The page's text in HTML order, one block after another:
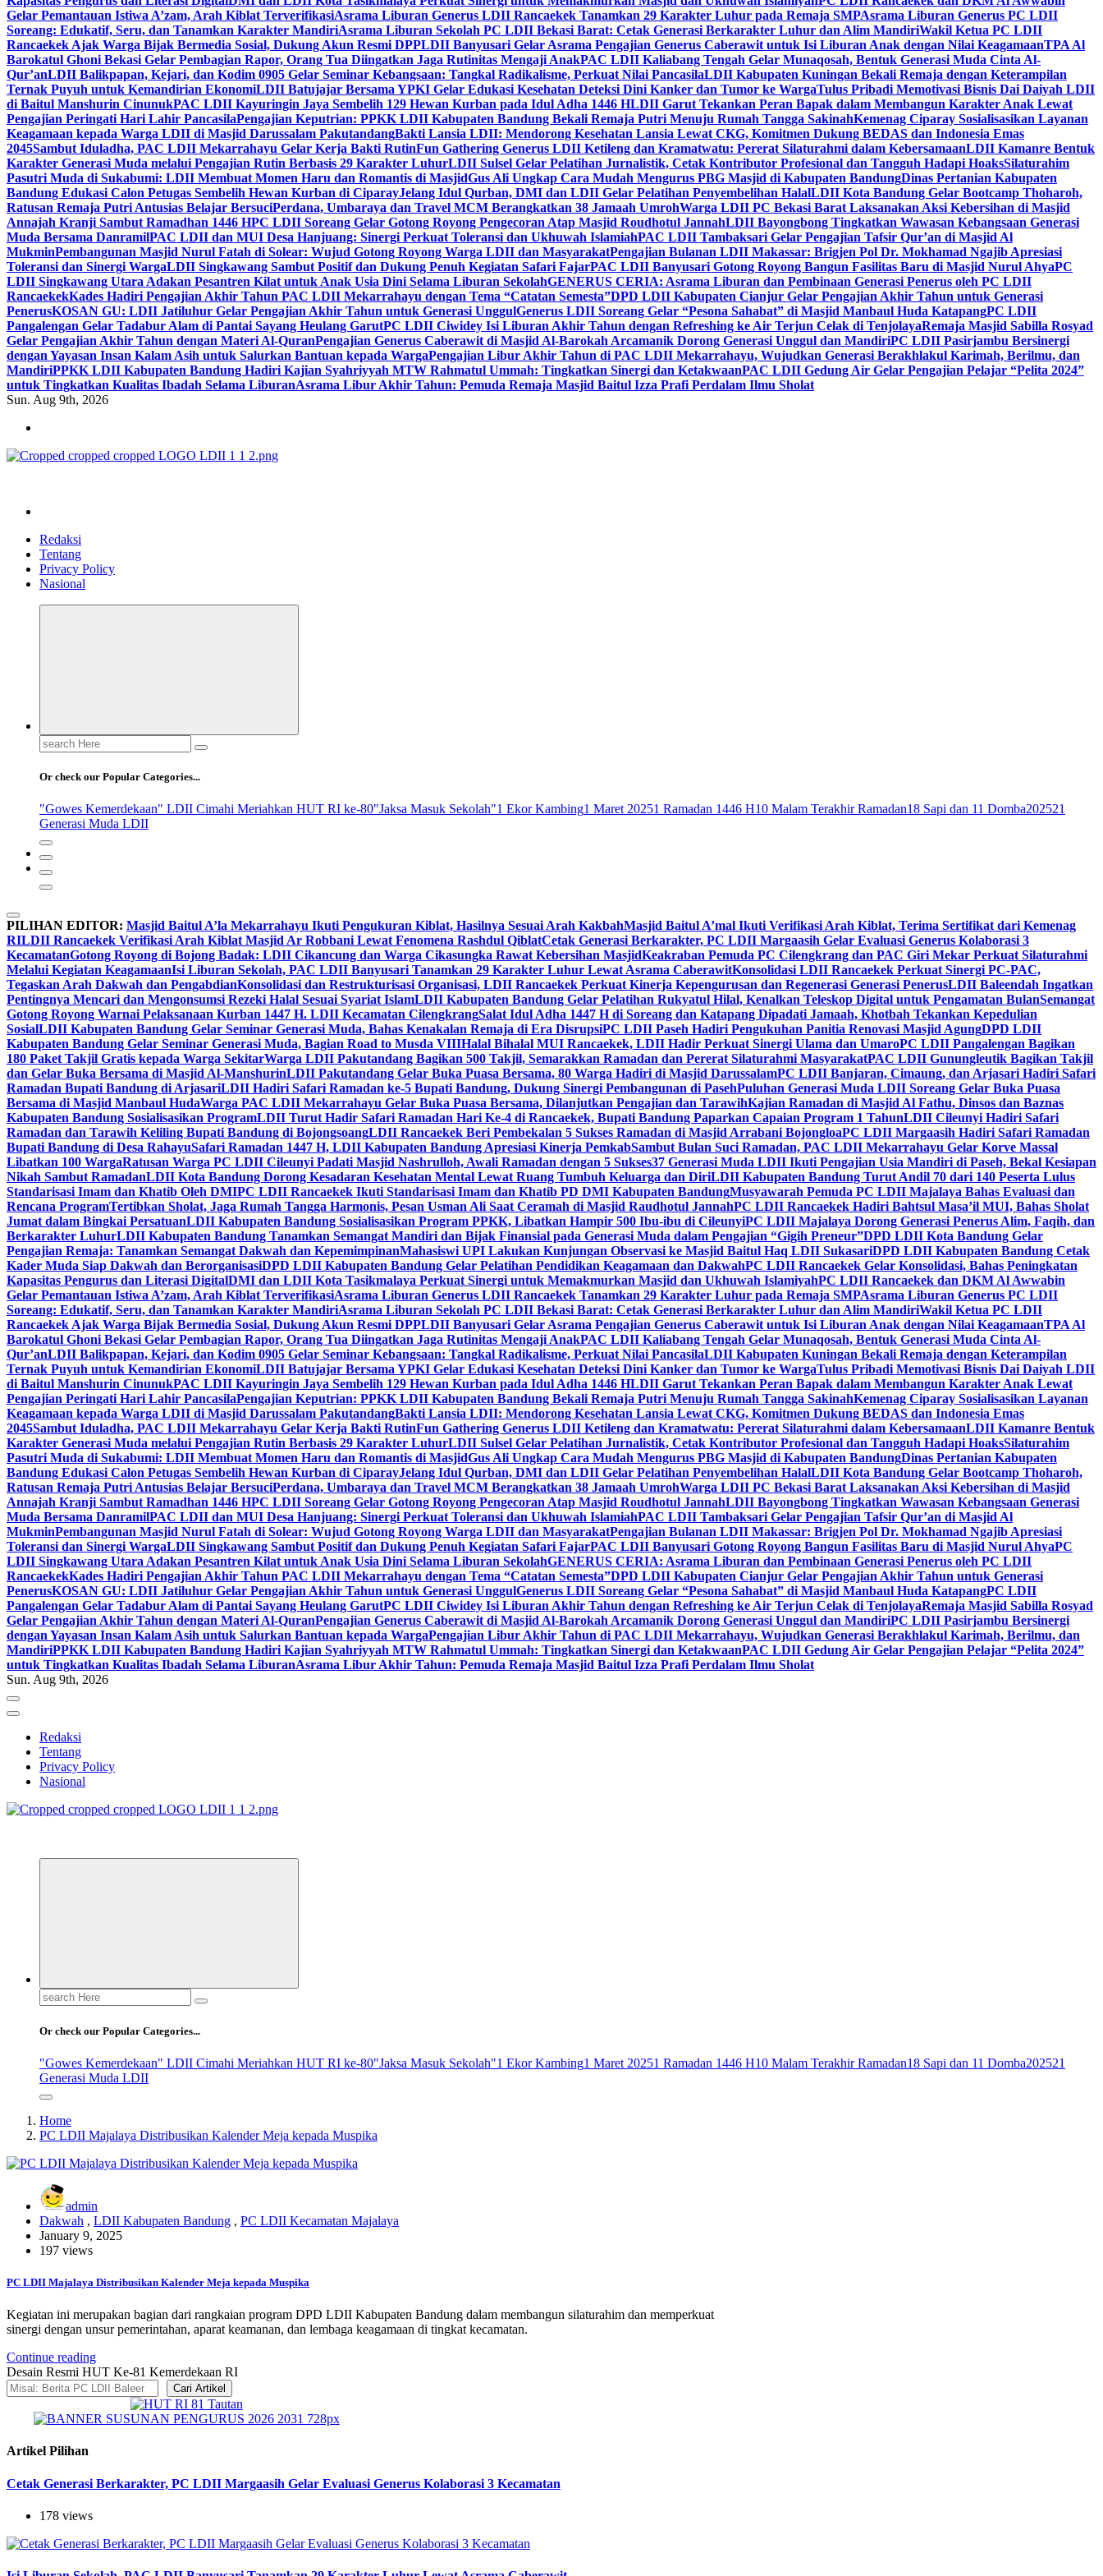
Gelar Pemantauan Istiwa A’zam, Arah Kiblat TerverifikasiAsrama Liburan Generus LDII Rancaekek Tanamkan 29 Karakter Luhur pada Remaja SMPAsrama Liburan Generus PC LDII
Soreang: Edukatif, Seru, dan Tanamkan Karakter MandiriAsrama Liburan Sekolah PC LDII Bekasi Barat: Cetak Generasi Berkarakter Luhur dan Alim MandiriWakil Ketua PC LDII
Rancaekek Ajak Warga Bijak Bermedia Sosial, Dukung Akun Resmi DPPLDII Banyusari Gelar Asrama Pengajian Generus Caberawit untuk Isi Liburan Anak dengan Nilai KeagamaanTPA Al
Barokatul Ghoni Bekasi Gelar Pembagian Rapor, Orang Tua Diingatkan Jaga Rutinitas Mengaji AnakPAC LDII Kaliabang Tengah Gelar Munaqosah, Bentuk Generasi Muda Cinta Al-
Qur’anLDII Balikpapan, Kejari, dan Kodim 0905 Gelar Seminar Kebangsaan: Tangkal Radikalisme, Perkuat Nilai PancasilaLDII Kabupaten Kuningan Bekali Remaja dengan Keterampilan
Ternak Puyuh untuk Kemandirian EkonomiLDII Batujajar Bersama YPKI Gelar Edukasi Kesehatan Deteksi Dini Kanker dan Tumor ke WargaTulus Pribadi Memotivasi Bisnis Dai Daiyah LDII
di Baitul Manshurin CinunukPAC LDII Kayuringin Jaya Sembelih 129 Hewan Kurban pada Idul Adha 1446 HLDII Garut Tekankan Peran Bapak dalam Membangun Karakter Anak Lewat
Pengajian Peringati Hari Lahir PancasilaPengajian Keputrian: PPKK LDII Kabupaten Bandung Bekali Remaja Putri Menuju Rumah Tangga SakinahKemenag Ciparay Sosialisasikan Layanan
Keagamaan kepada Warga LDII di Masjid Darussalam PakutandangBakti Lansia LDII: Mendorong Kesehatan Lansia Lewat CKG, Komitmen Dukung BEDAS dan Indonesia Emas
2045Sambut Iduladha, PAC LDII Mekarrahayu Gelar Kerja Bakti RutinFun Gathering Generus LDII Ketileng dan Kramatwatu: Pererat Silaturahmi dalam KebersamaanLDII Kamanre Bentuk
Karakter Generasi Muda melalui Pengajian Rutin Berbasis 29 Karakter LuhurLDII Sulsel Gelar Pelatihan Jurnalistik, Cetak Kontributor Profesional dan Tangguh Hadapi HoaksSilaturahim
Pasutri Muda di Sukabumi: LDII Membuat Momen Haru dan Romantis di MasjidGus Ali Ungkap Cara Mudah Mengurus PBG Masjid di Kabupaten BandungDinas Pertanian Kabupaten
Bandung Edukasi Calon Petugas Sembelih Hewan Kurban di CiparayJelang Idul Qurban, DMI dan LDII Gelar Pelatihan Penyembelihan HalalLDII Kota Bandung Gelar Bootcamp Thoharoh,
Ratusan Remaja Putri Antusias Belajar BersuciPerdana, Umbaraya dan Travel MCM Berangkatkan 38 Jamaah UmrohWarga LDII PC Bekasi Barat Laksanakan Aksi Kebersihan di Masjid
Annajah Kranji Sambut Ramadhan 1446 HPC LDII Soreang Gelar Gotong Royong Pengecoran Atap Masjid Roudhotul JannahLDII Bayongbong Tingkatkan Wawasan Kebangsaan Generasi
Muda Bersama DanramilPAC LDII dan MUI Desa Hanjuang: Sinergi Perkuat Toleransi dan Ukhuwah IslamiahPAC LDII Tambaksari Gelar Pengajian Tafsir Qur’an di Masjid Al
MukminPembangunan Masjid Nurul Fatah di Solear: Wujud Gotong Royong Warga LDII dan MasyarakatPengajian Bulanan LDII Makassar: Brigjen Pol Dr. Mokhamad Ngajib Apresiasi
Toleransi dan Sinergi WargaLDII Singkawang Sambut Positif dan Dukung Penuh Kegiatan Safari FajarPAC LDII Banyusari Gotong Royong Bangun Fasilitas Baru di Masjid Nurul AhyaPC
LDII Singkawang Utara Adakan Pesantren Kilat untuk Anak Usia Dini Selama Liburan SekolahGENERUS CERIA: Asrama Liburan dan Pembinaan Generasi Penerus oleh PC LDII
RancaekekKades Hadiri Pengajian Akhir Tahun PAC LDII Mekarrahayu dengan Tema “Catatan Semesta”DPD LDII Kabupaten Cianjur Gelar Pengajian Akhir Tahun untuk Generasi
PenerusKOSAN GU: LDII Jatiluhur Gelar Pengajian Akhir Tahun untuk Generasi UnggulGenerus LDII Soreang Gelar “Pesona Sahabat” di Masjid Manbaul Huda KatapangPC LDII
Pangalengan Gelar Tadabur Alam di Pantai Sayang Heulang GarutPC LDII Ciwidey Isi Liburan Akhir Tahun dengan Refreshing ke Air Terjun Celak di TenjolayaRemaja Masjid Sabilla Rosyad
Gelar Pengajian Akhir Tahun dengan Materi Al-QuranPengajian Generus Caberawit di Masjid Al-Barokah Arcamanik Dorong Generasi Unggul dan MandiriPC LDII Pasirjambu Bersinergi
dengan Yayasan Insan Kalam Asih untuk Salurkan Bantuan kepada WargaPengajian Libur Akhir Tahun di PAC LDII Mekarrahayu, Wujudkan Generasi Berakhlakul Karimah, Berilmu, dan
MandiriPPKK LDII Kabupaten Bandung Hadiri Kajian Syahriyyah MTW Rahmatul Ummah: Tingkatkan Sinergi dan KetakwaanPAC LDII Gedung Air Gelar Pengajian Pelajar “Pelita 2024”
untuk Tingkatkan Kualitas Ibadah Selama LiburanAsrama Libur Akhir Tahun: Pemuda Remaja Masjid Baitul Izza Prafi Perdalam Ilmu Sholat
Sun. Aug 9th, 2026
Redaksi
Tentang
Privacy Policy
Nasional
Search
for:
Or check our Popular Categories...
"Gowes Kemerdekaan" LDII Cimahi Meriahkan HUT RI ke-80"Jaksa Masuk Sekolah"1 Ekor Kambing1 Maret 20251 Ramadan 1446 H10 Malam Terakhir Ramadan18 Sapi dan 11 Domba202521
Generasi Muda LDII
PILIHAN EDITOR: Masjid Baitul A’la Mekarrahayu Ikuti Pengukuran Kiblat, Hasilnya Sesuai Arah KakbahMasjid Baitul A’mal Ikuti Verifikasi Arah Kiblat, Terima Sertifikat dari Kemenag
RILDII Rancaekek Verifikasi Arah Kiblat Masjid Ar Robbani Lewat Fenomena Rashdul QiblatCetak Generasi Berkarakter, PC LDII Margaasih Gelar Evaluasi Generus Kolaborasi 3
KecamatanGotong Royong di Bojong Badak: LDII Cikancung dan Warga Cikasungka Rawat Kebersihan MasjidKeakraban Pemuda PC Cilengkrang dan PAC Giri Mekar Perkuat Silaturahmi
Melalui Kegiatan KeagamaanIsi Liburan Sekolah, PAC LDII Banyusari Tanamkan 29 Karakter Luhur Lewat Asrama CaberawitKonsolidasi LDII Rancaekek Perkuat Sinergi PC-PAC,
Tegaskan Arah Dakwah dan PengabdianKonsolidasi dan Restrukturisasi Organisasi, LDII Rancaekek Perkuat Kinerja Kepengurusan dan Regenerasi Generasi PenerusLDII Baleendah Ingatkan
Pentingnya Mencari dan Mengonsumsi Rezeki Halal Sesuai Syariat IslamLDII Kabupaten Bandung Gelar Pelatihan Rukyatul Hilal, Kenalkan Teleskop Digital untuk Pengamatan BulanSemangat
Gotong Royong Warnai Pelaksanaan Kurban 1447 H. LDII Kecamatan CilengkrangSalat Idul Adha 1447 H di Soreang dan Katapang Dipadati Jamaah, Khotbah Tekankan Kepedulian
SosialLDII Kabupaten Bandung Gelar Seminar Generasi Muda, Bahas Kenakalan Remaja di Era DisrupsiPC LDII Paseh Hadiri Pengukuhan Panitia Renovasi Masjid AgungDPD LDII
Kabupaten Bandung Gelar Seminar Generasi Muda, Bagian Road to Musda VIIIHalal Bihalal MUI Rancaekek, LDII Hadir Perkuat Sinergi Ulama dan UmaroPC LDII Pangalengan Bagikan
180 Paket Takjil Gratis kepada Warga SekitarWarga LDII Pakutandang Bagikan 500 Takjil, Semarakkan Ramadan dan Pererat Silaturahmi MasyarakatPAC LDII Gunungleutik Bagikan Takjil
dan Gelar Buka Bersama di Masjid Al-ManshurinLDII Pakutandang Gelar Buka Puasa Bersama, 80 Warga Hadiri di Masjid DarussalamPC LDII Banjaran, Cimaung, dan Arjasari Hadiri Safari
Ramadan Bupati Bandung di ArjasariLDII Hadiri Safari Ramadan ke-5 Bupati Bandung, Dukung Sinergi Pembangunan di PasehPuluhan Generasi Muda LDII Soreang Gelar Buka Puasa
Bersama di Masjid Manbaul HudaWarga PAC LDII Mekarrahayu Gelar Buka Puasa Bersama, Dilanjutkan Pengajian dan TarawihKajian Ramadan di Masjid Al Fathu, Dinsos dan Baznas
Kabupaten Bandung Sosialisasikan ProgramLDII Turut Hadir Safari Ramadan Hari Ke-4 di Rancaekek, Bupati Bandung Paparkan Capaian Program 1 TahunLDII Cileunyi Hadiri Safari
Ramadan dan Tarawih Keliling Bupati Bandung di BojongsoangLDII Rancaekek Beri Pembekalan 5 Sukses Ramadan di Masjid Arrabani BojongloaPC LDII Margaasih Hadiri Safari Ramadan
Bupati Bandung di Desa RahayuSafari Ramadan 1447 H, LDII Kabupaten Bandung Apresiasi Kinerja PemkabSambut Bulan Suci Ramadan, PAC LDII Mekarrahayu Gelar Korve Massal
Libatkan 100 WargaRatusan Warga PC LDII Cileunyi Padati Masjid Nashrulloh, Awali Ramadan dengan 5 Sukses37 Generasi Muda LDII Ikuti Pengajian Usia Mandiri di Paseh, Bekal Kesiapan
Nikah Sambut RamadanLDII Kota Bandung Dorong Kesadaran Kesehatan Mental Lewat Ruang Tumbuh Keluarga dan DiriLDII Kabupaten Bandung Turut Andil 70 dari 140 Peserta Lulus
Standarisasi Imam dan Khatib Oleh DMIPC LDII Rancaekek Ikuti Standarisasi Imam dan Khatib PD DMI Kabupaten BandungMusyawarah Pemuda PC LDII Majalaya Bahas Evaluasi dan
Rencana ProgramTertibkan Sholat, Jaga Rumah Tangga Harmonis, Pesan Usman Ali Saat Ceramah di Masjid Raudhotul JannahPC LDII Rancaekek Hadiri Bahtsul Masa’il MUI, Bahas Sholat
Jumat dalam Bingkai PersatuanLDII Kabupaten Bandung Sosialisasikan Program PPKK, Libatkan Hampir 500 Ibu-ibu di CileunyiPC LDII Majalaya Dorong Generasi Penerus Alim, Faqih, dan
Berkarakter LuhurLDII Kabupaten Bandung Tanamkan Semangat Mandiri dan Bijak Finansial pada Generasi Muda dalam Pengajian “Gigih Preneur”DPD LDII Kota Bandung Gelar
Pengajian Remaja: Tanamkan Semangat Dakwah dan KepemimpinanMahasiswi UPI Lakukan Kunjungan Observasi ke Masjid Baitul Haq LDII SukasariDPD LDII Kabupaten Bandung Cetak
Kader Muda Siap Dakwah dan BerorganisasiDPD LDII Kabupaten Bandung Gelar Pelatihan Pendidikan Keagamaan dan DakwahPC LDII Rancaekek Gelar Konsolidasi, Bahas Peningkatan
Kapasitas Pengurus dan Literasi DigitalDMI dan LDII Kota Tasikmalaya Perkuat Sinergi untuk Memakmurkan Masjid dan Ukhuwah IslamiyahPC LDII Rancaekek dan DKM Al Awwabin
Gelar Pemantauan Istiwa A’zam, Arah Kiblat TerverifikasiAsrama Liburan Generus LDII Rancaekek Tanamkan 29 Karakter Luhur pada Remaja SMPAsrama Liburan Generus PC LDII
Soreang: Edukatif, Seru, dan Tanamkan Karakter MandiriAsrama Liburan Sekolah PC LDII Bekasi Barat: Cetak Generasi Berkarakter Luhur dan Alim MandiriWakil Ketua PC LDII
Rancaekek Ajak Warga Bijak Bermedia Sosial, Dukung Akun Resmi DPPLDII Banyusari Gelar Asrama Pengajian Generus Caberawit untuk Isi Liburan Anak dengan Nilai KeagamaanTPA Al
Barokatul Ghoni Bekasi Gelar Pembagian Rapor, Orang Tua Diingatkan Jaga Rutinitas Mengaji AnakPAC LDII Kaliabang Tengah Gelar Munaqosah, Bentuk Generasi Muda Cinta Al-
Qur’anLDII Balikpapan, Kejari, dan Kodim 0905 Gelar Seminar Kebangsaan: Tangkal Radikalisme, Perkuat Nilai PancasilaLDII Kabupaten Kuningan Bekali Remaja dengan Keterampilan
Ternak Puyuh untuk Kemandirian EkonomiLDII Batujajar Bersama YPKI Gelar Edukasi Kesehatan Deteksi Dini Kanker dan Tumor ke WargaTulus Pribadi Memotivasi Bisnis Dai Daiyah LDII
di Baitul Manshurin CinunukPAC LDII Kayuringin Jaya Sembelih 129 Hewan Kurban pada Idul Adha 1446 HLDII Garut Tekankan Peran Bapak dalam Membangun Karakter Anak Lewat
Pengajian Peringati Hari Lahir PancasilaPengajian Keputrian: PPKK LDII Kabupaten Bandung Bekali Remaja Putri Menuju Rumah Tangga SakinahKemenag Ciparay Sosialisasikan Layanan
Keagamaan kepada Warga LDII di Masjid Darussalam PakutandangBakti Lansia LDII: Mendorong Kesehatan Lansia Lewat CKG, Komitmen Dukung BEDAS dan Indonesia Emas
2045Sambut Iduladha, PAC LDII Mekarrahayu Gelar Kerja Bakti RutinFun Gathering Generus LDII Ketileng dan Kramatwatu: Pererat Silaturahmi dalam KebersamaanLDII Kamanre Bentuk
Karakter Generasi Muda melalui Pengajian Rutin Berbasis 29 Karakter LuhurLDII Sulsel Gelar Pelatihan Jurnalistik, Cetak Kontributor Profesional dan Tangguh Hadapi HoaksSilaturahim
Pasutri Muda di Sukabumi: LDII Membuat Momen Haru dan Romantis di MasjidGus Ali Ungkap Cara Mudah Mengurus PBG Masjid di Kabupaten BandungDinas Pertanian Kabupaten
Bandung Edukasi Calon Petugas Sembelih Hewan Kurban di CiparayJelang Idul Qurban, DMI dan LDII Gelar Pelatihan Penyembelihan HalalLDII Kota Bandung Gelar Bootcamp Thoharoh,
Ratusan Remaja Putri Antusias Belajar BersuciPerdana, Umbaraya dan Travel MCM Berangkatkan 38 Jamaah UmrohWarga LDII PC Bekasi Barat Laksanakan Aksi Kebersihan di Masjid
Annajah Kranji Sambut Ramadhan 1446 HPC LDII Soreang Gelar Gotong Royong Pengecoran Atap Masjid Roudhotul JannahLDII Bayongbong Tingkatkan Wawasan Kebangsaan Generasi
Muda Bersama DanramilPAC LDII dan MUI Desa Hanjuang: Sinergi Perkuat Toleransi dan Ukhuwah IslamiahPAC LDII Tambaksari Gelar Pengajian Tafsir Qur’an di Masjid Al
MukminPembangunan Masjid Nurul Fatah di Solear: Wujud Gotong Royong Warga LDII dan MasyarakatPengajian Bulanan LDII Makassar: Brigjen Pol Dr. Mokhamad Ngajib Apresiasi
Toleransi dan Sinergi WargaLDII Singkawang Sambut Positif dan Dukung Penuh Kegiatan Safari FajarPAC LDII Banyusari Gotong Royong Bangun Fasilitas Baru di Masjid Nurul AhyaPC
LDII Singkawang Utara Adakan Pesantren Kilat untuk Anak Usia Dini Selama Liburan SekolahGENERUS CERIA: Asrama Liburan dan Pembinaan Generasi Penerus oleh PC LDII
RancaekekKades Hadiri Pengajian Akhir Tahun PAC LDII Mekarrahayu dengan Tema “Catatan Semesta”DPD LDII Kabupaten Cianjur Gelar Pengajian Akhir Tahun untuk Generasi
PenerusKOSAN GU: LDII Jatiluhur Gelar Pengajian Akhir Tahun untuk Generasi UnggulGenerus LDII Soreang Gelar “Pesona Sahabat” di Masjid Manbaul Huda KatapangPC LDII
Pangalengan Gelar Tadabur Alam di Pantai Sayang Heulang GarutPC LDII Ciwidey Isi Liburan Akhir Tahun dengan Refreshing ke Air Terjun Celak di TenjolayaRemaja Masjid Sabilla Rosyad
Gelar Pengajian Akhir Tahun dengan Materi Al-QuranPengajian Generus Caberawit di Masjid Al-Barokah Arcamanik Dorong Generasi Unggul dan MandiriPC LDII Pasirjambu Bersinergi
dengan Yayasan Insan Kalam Asih untuk Salurkan Bantuan kepada WargaPengajian Libur Akhir Tahun di PAC LDII Mekarrahayu, Wujudkan Generasi Berakhlakul Karimah, Berilmu, dan
MandiriPPKK LDII Kabupaten Bandung Hadiri Kajian Syahriyyah MTW Rahmatul Ummah: Tingkatkan Sinergi dan KetakwaanPAC LDII Gedung Air Gelar Pengajian Pelajar “Pelita 2024”
untuk Tingkatkan Kualitas Ibadah Selama LiburanAsrama Libur Akhir Tahun: Pemuda Remaja Masjid Baitul Izza Prafi Perdalam Ilmu Sholat
Sun. Aug 9th, 2026
Redaksi
Tentang
Privacy Policy
Nasional
Search
for:
Or check our Popular Categories...
"Gowes Kemerdekaan" LDII Cimahi Meriahkan HUT RI ke-80"Jaksa Masuk Sekolah"1 Ekor Kambing1 Maret 20251 Ramadan 1446 H10 Malam Terakhir Ramadan18 Sapi dan 11 Domba202521
Generasi Muda LDII
Home
PC LDII Majalaya Distribusikan Kalender Meja kepada Muspika
admin
Dakwah , LDII Kabupaten Bandung , PC LDII Kecamatan Majalaya
January 9, 2025
197 views
PC LDII Majalaya Distribusikan Kalender Meja kepada Muspika
Kegiatan ini merupakan bagian dari rangkaian program DPD LDII Kabupaten Bandung dalam membangun silaturahim dan memperkuat
sinergi dengan unsur pemerintahan, aparat keamanan, dan lembaga keagamaan di tingkat kecamatan.
Continue reading
Desain Resmi HUT Ke-81 Kemerdekaan RI
Cari Artikel
Artikel Pilihan
Cetak Generasi Berkarakter, PC LDII Margaasih Gelar Evaluasi Generus Kolaborasi 3 Kecamatan
178 views